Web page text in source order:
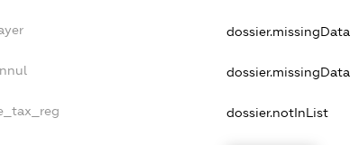
dossier.missingData
dossier.missingData
dossier.notInList